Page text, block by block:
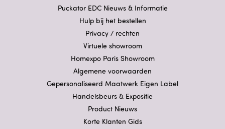
Puckator EDC Nieuws & Informatie
Hulp bij het bestellen
Privacy / rechten
Virtuele showroom
Homexpo Paris Showroom
Algemene voorwaarden
Gepersonaliseerd Maatwerk Eigen Label
Handelsbeurs & Expositie
Product Nieuws
Korte Klanten Gids